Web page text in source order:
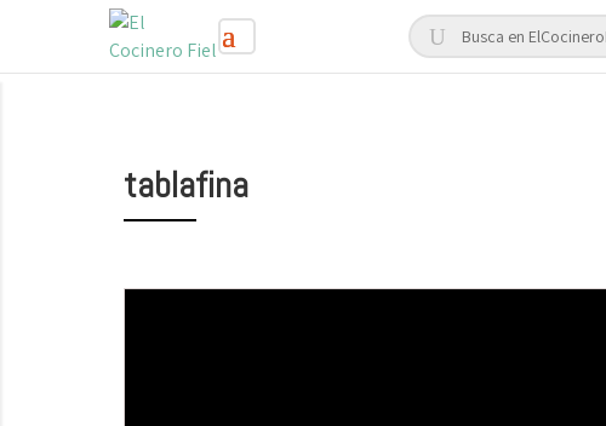
tablafina